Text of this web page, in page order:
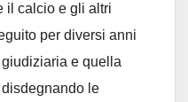
il calcio e gli altri
per diversi anni
giudiziaria e quella
disdegnando le